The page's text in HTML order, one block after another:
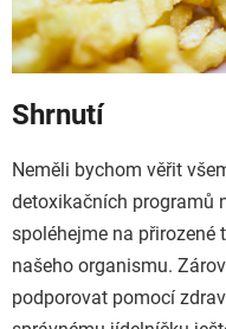
Shrnutí
Neměli bychom věřit
detoxikačních programů
spoléhejme na
našeho organismu.
podporovat pomocí